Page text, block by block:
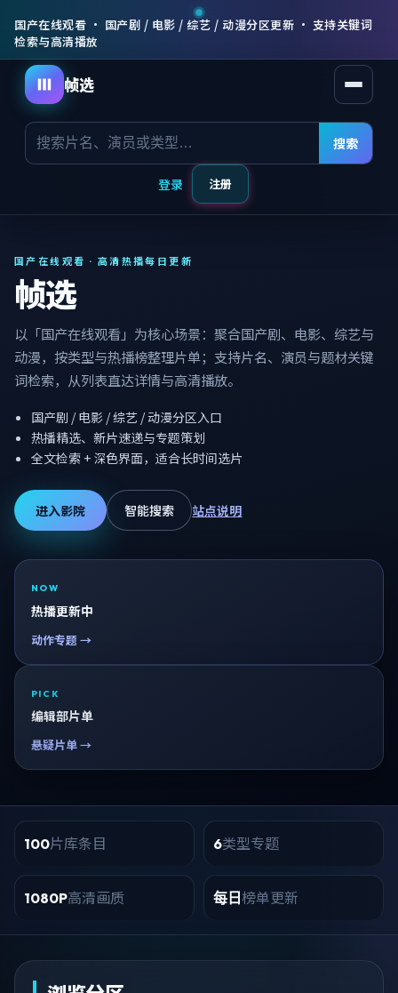
国产在线观看 · 国产剧 / 电影 / 综艺 / 动漫分区更新 · 支持关键词
检索与高清播放
帧选 打开
搜索
登录 注册
国产在线观看 · 高清热播每日更新
帧选
以「国产在线观看」为核心场景：聚合国产剧、电影、综艺与
动漫，按类型与热播榜整理片单；支持片名、演员与题材关键
词检索，从列表直达详情与高清播放。
国产剧 / 电影 / 综艺 / 动漫分区入口
热播精选、新片速递与专题策划
全文检索 + 深色界面，适合长时间选片
进入影院 智能搜索 站点说明
NOW
热播更新中
动作专题 →
PICK
编辑部片单
悬疑片单 →
100片库条目 6类型专题
1080P高清画质 每日 榜单更新